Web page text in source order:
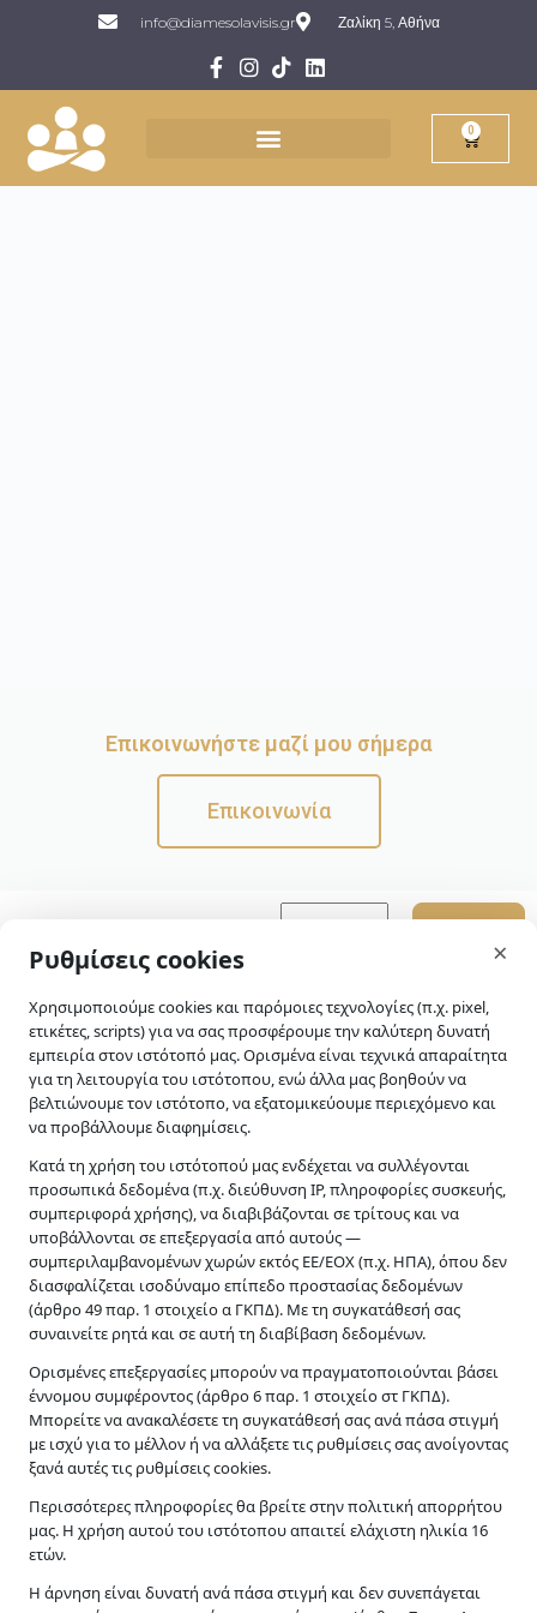
info@diamesolavisis.gr Ζαλίκη 5, Αθήνα
0
Επικοινωνήστε μαζί μου σήμερα
Επικοινωνία
Newsletter
Διαβάστε τηνπολιτική
απορρήτουμας για
περισσότερες
λεπτομέρειες.
Σχολική διαμεσολάβηση.
Υπηρεσίες
Οικογενειακή Διαμεσολάβηση
Σχολική Διαμεσολάβηση
Ρυθμίσεις cookies ×
Χρησιμοποιούμε cookies και παρόμοιες τεχνολογίες (π.χ. pixel,
ετικέτες, scripts) για να σας προσφέρουμε την καλύτερη δυνατή
εμπειρία στον ιστότοπό μας. Ορισμένα είναι τεχνικά απαραίτητα
για τη λειτουργία του ιστότοπου, ενώ άλλα μας βοηθούν να
βελτιώνουμε τον ιστότοπο, να εξατομικεύουμε περιεχόμενο και
να προβάλλουμε διαφημίσεις.
Κατά τη χρήση του ιστότοπού μας ενδέχεται να συλλέγονται
προσωπικά δεδομένα (π.χ. διεύθυνση IP, πληροφορίες συσκευής,
συμπεριφορά χρήσης), να διαβιβάζονται σε τρίτους και να
υποβάλλονται σε επεξεργασία από αυτούς —
συμπεριλαμβανομένων χωρών εκτός ΕΕ/ΕΟΧ (π.χ. ΗΠΑ), όπου δεν
διασφαλίζεται ισοδύναμο επίπεδο προστασίας δεδομένων
(άρθρο 49 παρ. 1 στοιχείο α ΓΚΠΔ). Με τη συγκατάθεσή σας
συναινείτε ρητά και σε αυτή τη διαβίβαση δεδομένων.
Ορισμένες επεξεργασίες μπορούν να πραγματοποιούνται βάσει
έννομου συμφέροντος (άρθρο 6 παρ. 1 στοιχείο στ ΓΚΠΔ).
Μπορείτε να ανακαλέσετε τη συγκατάθεσή σας ανά πάσα στιγμή
με ισχύ για το μέλλον ή να αλλάξετε τις ρυθμίσεις σας ανοίγοντας
ξανά αυτές τις ρυθμίσεις cookies.
Περισσότερες πληροφορίες θα βρείτε στην πολιτική απορρήτου
μας. Η χρήση αυτού του ιστότοπου απαιτεί ελάχιστη ηλικία 16
ετών.
Η άρνηση είναι δυνατή ανά πάσα στιγμή και δεν συνεπάγεται